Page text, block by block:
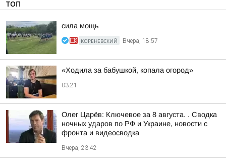
ТОП
сила мощь
КОРЕНЕВСКИЙ Вчера, 18:57
«Ходила за бабушкой, копала огород»
03:21
Олег Царёв: Ключевое за 8 августа. . Сводка
ночных ударов по РФ и Украине, новости с
фронта и видеосводка
Вчера, 23:42